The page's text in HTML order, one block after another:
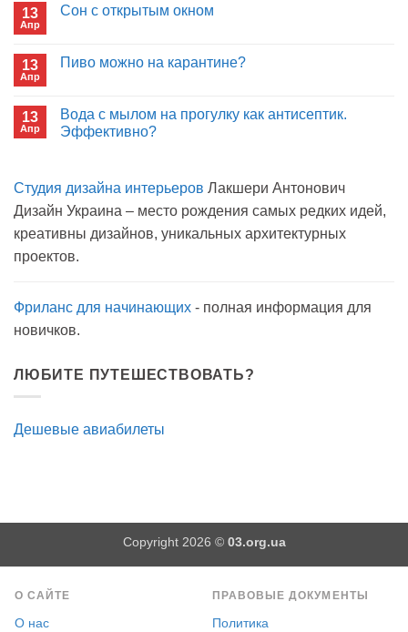
Кто
в
13
Апр
Сон с открытым окном
Сон
13
Апр
Пиво можно на карантине?
Пиво
можно
13
Апр
Вода с мылом на прогулку как антисептик.
Эффективно?
Вода
мылом
прогулку
антисептик.
Студия дизайна интерьеров Лакшери Антонович
Дизайн Украина – место рождения самых редких идей,
креативны дизайнов, уникальных архитектурных
проектов.
Фриланс для начинающих - полная информация для
новичков.
ЛЮБИТЕ ПУТЕШЕСТВОВАТЬ?
Дешевые авиабилеты
Copyright 2026 © 03.org.ua
О САЙТЕ
О нас
ПРАВОВЫЕ ДОКУМЕНТЫ
Политика